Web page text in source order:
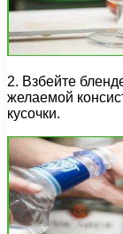
2. Взбейте
желаемой
кусочки.